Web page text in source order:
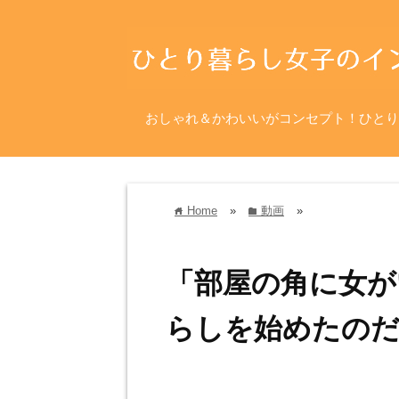
おしゃれ＆かわいいがコンセプト！ひと
home Home » folder 動画 »
「部屋の角に女
らしを始めたの